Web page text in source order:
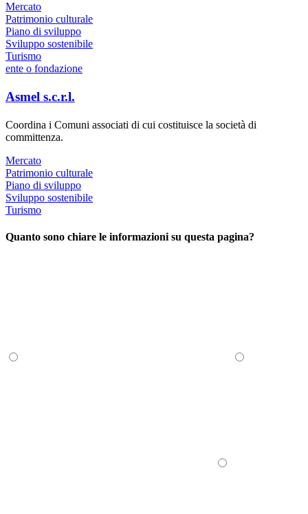
Mercato
Patrimonio culturale
Piano di sviluppo
Sviluppo sostenibile
Turismo
ente o fondazione
Asmel s.c.r.l.
Coordina i Comuni associati di cui costituisce la società di
committenza.
Mercato
Patrimonio culturale
Piano di sviluppo
Sviluppo sostenibile
Turismo
Quanto sono chiare le informazioni su questa pagina?